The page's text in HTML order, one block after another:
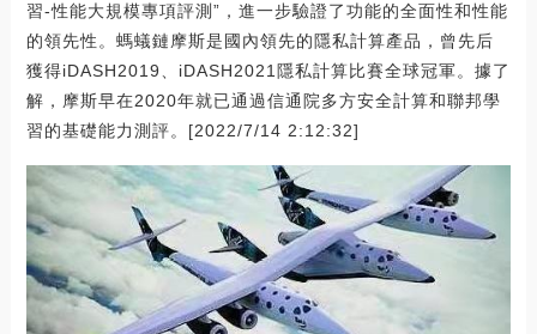
習-性能大規模專項評測”，進一步驗證了功能的全面性和性能
的領先性。螞蟻鏈摩斯是國內領先的隱私計算產品，曾先后
獲得iDASH2019、iDASH2021隱私計算比賽全球冠軍。據了
解，摩斯早在2020年就已通過信通院多方安全計算和聯邦學
習的基礎能力測評。[2022/7/14 2:12:32]